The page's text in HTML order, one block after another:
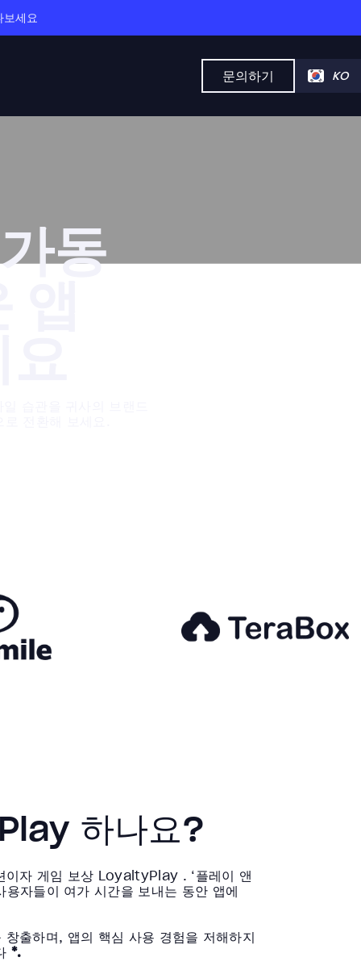
세요
KO
문의하기
동
하나요?
자 게임 보상 LoyaltyPlay . ‘플레이 앤
자들이 여가 시간을 보내는 동안 앱에
출하며, 앱의 핵심 사용 경험을 저해하지
*.